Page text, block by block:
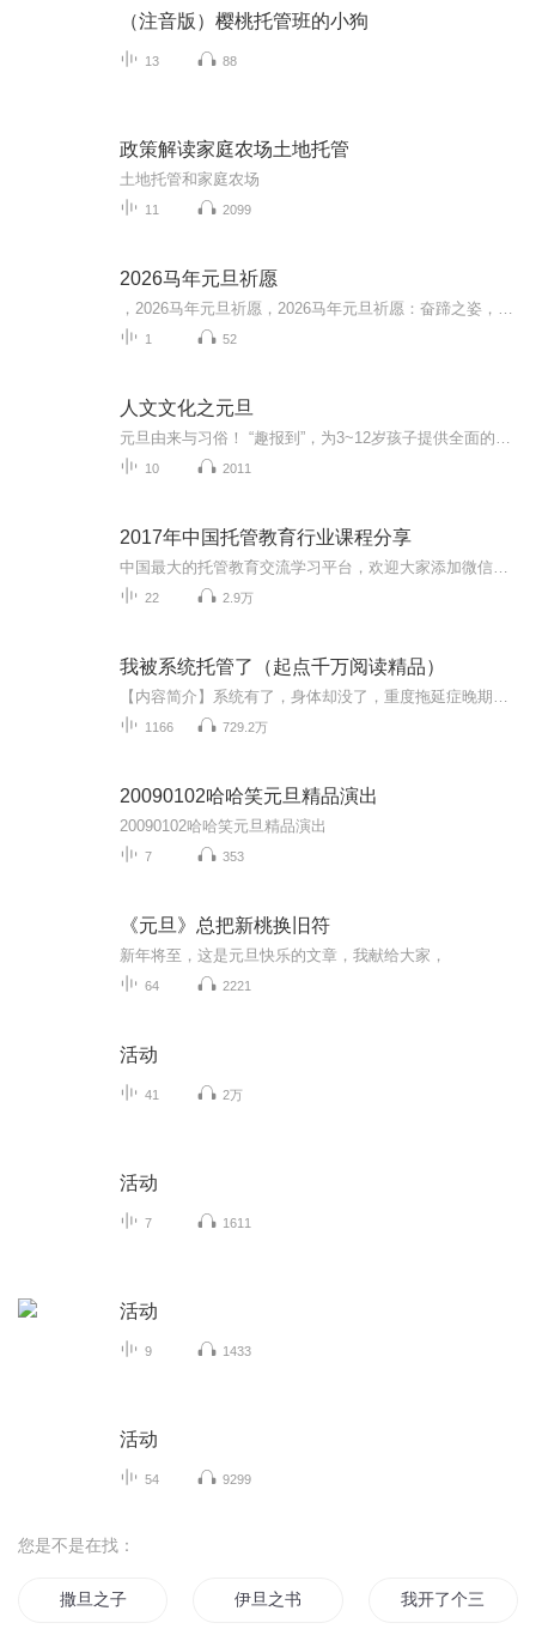
（注音版）樱桃托管班的小狗
13 88
政策解读家庭农场土地托管
土地托管和家庭农场
11 2099
2026马年元旦祈愿
1 52
人文文化之元旦
10 2011
2017年中国托管教育行业课程分享
22 2.9万
我被系统托管了（起点千万阅读精品）
1166 729.2万
20090102哈哈笑元旦精品演出
20090102哈哈笑元旦精品演出
7 353
《元旦》总把新桃换旧符
新年将至，这是元旦快乐的文章，我献给大家，
64 2221
活动
41 2万
活动
7 1611
活动
9 1433
活动
54 9299
您是不是在找：
撒旦之子 伊旦之书 我开了个三界托